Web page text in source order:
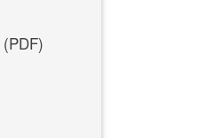
(PDF)